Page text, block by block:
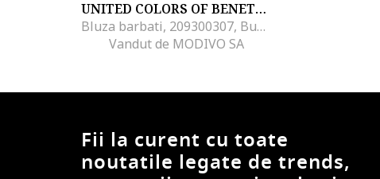
UNITED COLORS OF BENETTON
Bluza barbati, 209300307, Bumbac, Alb, Alb
Vandut de MODIVO SA
Fii la curent cu toate
noutatile legate de trends,